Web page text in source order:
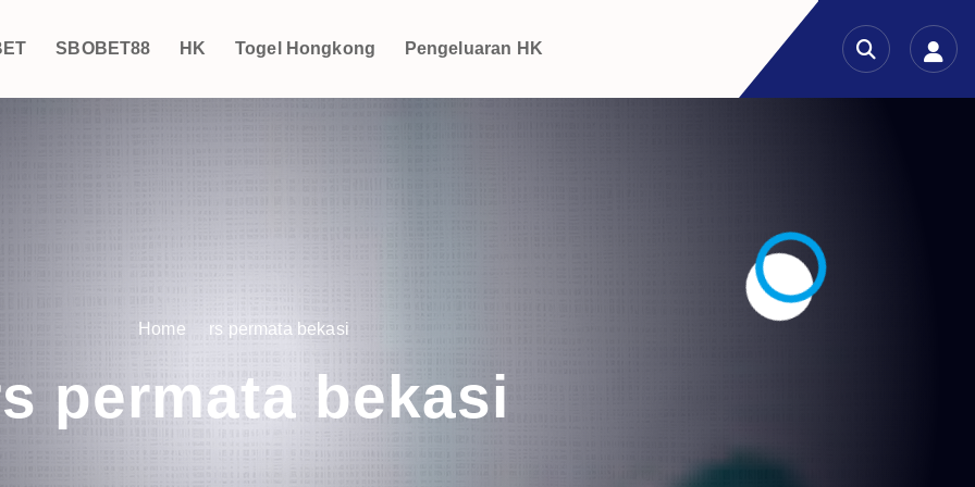
SBOBET88 HK Togel Hongkong Pengeluaran HK
Home rs permata bekasi
permata bekasi